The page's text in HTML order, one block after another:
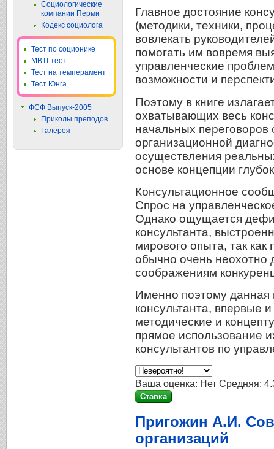
Главное достояние
(методики, техники,
вовлекать
помогать им вовремя
управленческие
возможности и
Поэтому в книге
охватывающих весь
начальных
организационной
осуществления
основе концепции
Консультационное
Спрос на
Однако ощущается
консультанта,
мирового опыта, так
обычно очень неохотно
соображениям
Именно поэтому данная
консультанта, впервые
методические и
прямое использование
консультантов по
Ваша оценка: Нет Средняя:
Пригожин А.И.
организаций
Социологические
компании Перми
Кодекс социолога
Тест по соционике
MBTI-тест
Тест на темперамент
Тест Юнга
ФСФ Выпуск-2005
Приколы преподов
Галерея